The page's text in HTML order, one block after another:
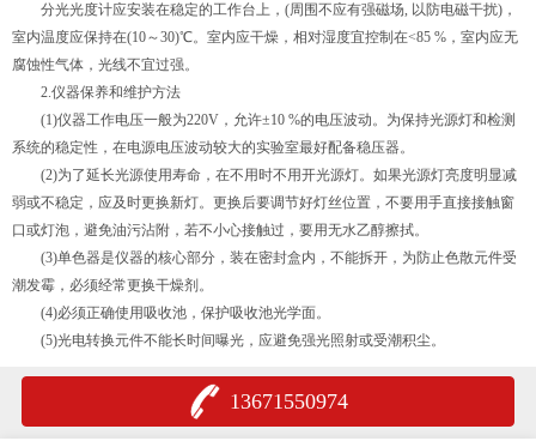
分光光度计应安装在稳定的工作台上，(周围不应有强磁场, 以防电磁干扰)，
室内温度应保持在(10～30)℃。室内应干燥，相对湿度宜控制在<85 %，室内应无
腐蚀性气体，光线不宜过强。
2.仪器保养和维护方法
(1)仪器工作电压一般为220V，允许±10 %的电压波动。为保持光源灯和检测
系统的稳定性，在电源电压波动较大的实验室最好配备稳压器。
(2)为了延长光源使用寿命，在不用时不用开光源灯。如果光源灯亮度明显减
弱或不稳定，应及时更换新灯。更换后要调节好灯丝位置，不要用手直接接触窗
口或灯泡，避免油污沾附，若不小心接触过，要用无水乙醇擦拭。
(3)单色器是仪器的核心部分，装在密封盒内，不能拆开，为防止色散元件受
潮发霉，必须经常更换干燥剂。
(4)必须正确使用吸收池，保护吸收池光学面。
(5)光电转换元件不能长时间曝光，应避免强光照射或受潮积尘。
13671550974